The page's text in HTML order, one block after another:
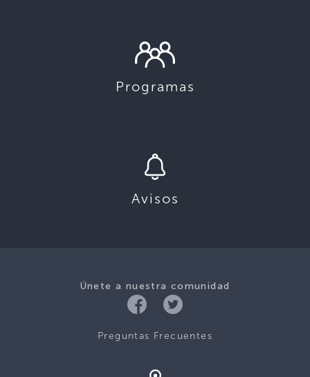
Programas
Avisos
Únete a nuestra comunidad
Preguntas Frecuentes